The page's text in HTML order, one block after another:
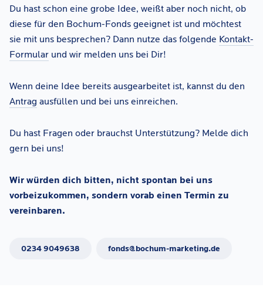
Du hast schon eine grobe Idee, weißt aber noch nicht, ob
diese für den Bochum-Fonds geeignet ist und möchtest
sie mit uns besprechen? Dann nutze das folgende Kontakt-
Formular und wir melden uns bei Dir!
Wenn deine Idee bereits ausgearbeitet ist, kannst du den
Antrag ausfüllen und bei uns einreichen.
Du hast Fragen oder brauchst Unterstützung? Melde dich
gern bei uns!
Wir würden dich bitten, nicht spontan bei uns
vorbeizukommen, sondern vorab einen Termin zu
vereinbaren.
0234 9049638 fonds@bochum-marketing.de